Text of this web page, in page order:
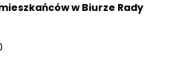
w Biurze Rady